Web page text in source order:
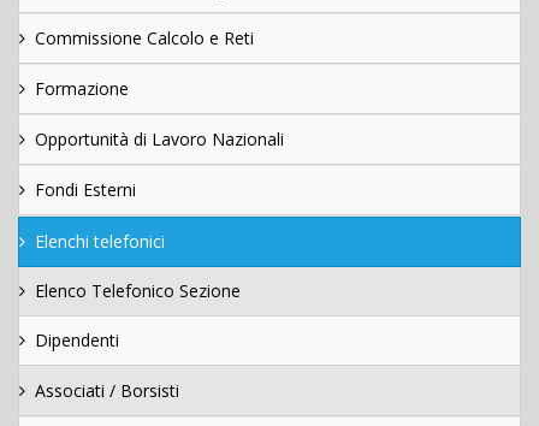
Commissione Calcolo e Reti
Formazione
Opportunità di Lavoro Nazionali
Fondi Esterni
Elenchi telefonici
Elenco Telefonico Sezione
Dipendenti
Associati / Borsisti